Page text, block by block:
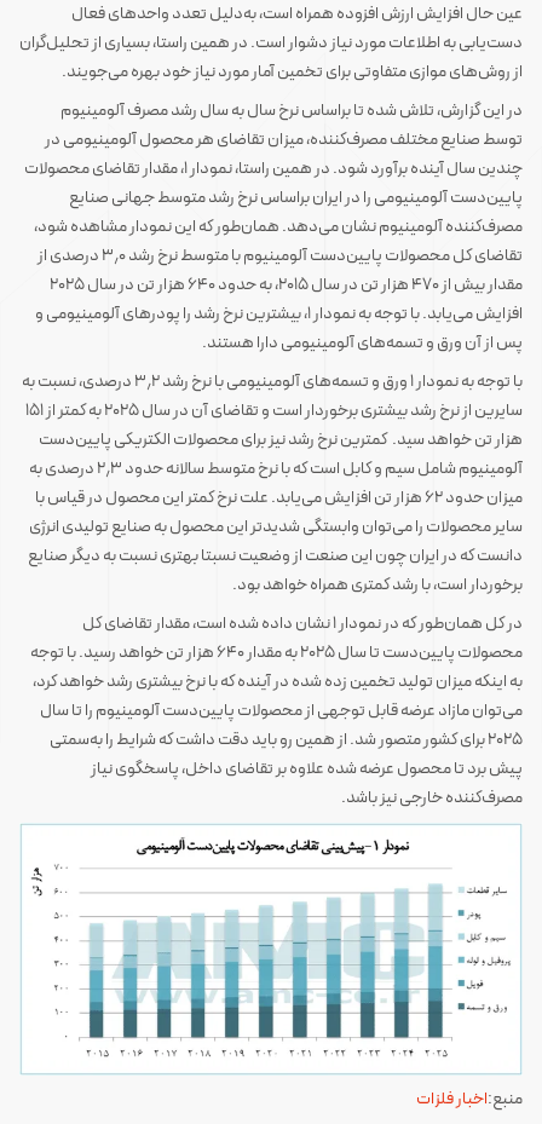
عین حال افزایش ارزش افزوده همراه است، به‌دلیل تعدد واحدهای فعال
دست‌یابی به اطلاعات مورد نیاز دشوار است. در همین راستا، بسیاری از تحلیل‌گران
از روش‌های موازی متفاوتی برای تخمین آمار مورد نیاز خود بهره می‌جویند.
در این گزارش، تلاش شده تا براساس نرخ سال به سال رشد مصرف آلومینیوم
توسط صنایع مختلف مصرف‌کننده، میزان تقاضای هر محصول آلومینیومی در
چندین سال آینده برآورد شود. در همین راستا، نمودار ۱، مقدار تقاضای محصولات
پایین‌دست آلومینیومی را در ایران براساس نرخ رشد متوسط جهانی صنایع
مصرف‌کننده آلومینیوم نشان می‌دهد. همان‌طور که این نمودار مشاهده شود،
تقاضای کل محصولات پایین‌دست آلومینیوم با متوسط نرخ رشد ۳٫۰ درصدی از
مقدار بیش از ۴۷۰ هزار تن در سال ۲۰۱۵، به حدود ۶۴۰ هزار تن در سال ۲۰۲۵
افزایش می‌یابد. با توجه به نمودار ۱، بیشترین نرخ رشد را پودرهای آلومینیومی و
پس از آن ورق و تسمه‌های آلومینیومی دارا هستند.
با توجه به نمودار ۱ ورق و تسمه‌های آلومینیومی با نرخ رشد ۳٫۲ درصدی، نسبت به
سایرین از نرخ رشد بیشتری برخوردار است و تقاضای آن در سال ۲۰۲۵ به کمتر از ۱۵۱
هزار تن خواهد سید. کمترین نرخ رشد نیز برای محصولات الکتریکی پایین‌دست
آلومینیوم شامل سیم و کابل است که با نرخ متوسط سالانه حدود ۲٫۳ درصدی به
میزان حدود ۶۲ هزار تن افزایش می‌یابد. علت نرخ کمتر این محصول در قیاس با
سایر محصولات را می‌توان وابستگی شدیدتر این محصول به صنایع تولیدی انرژی
دانست که در ایران چون این صنعت از وضعیت نسبتا بهتری نسبت به دیگر صنایع
برخوردار است، با رشد کمتری همراه خواهد بود.
در کل همان‌طور که در نمودار ۱ نشان داده شده است، مقدار تقاضای کل
محصولات پایین‌دست تا سال ۲۰۲۵ به مقدار ۶۴۰ هزار تن خواهد رسید. با توجه
به اینکه میزان تولید تخمین زده شده در آینده که با نرخ بیشتری رشد خواهد کرد،
می‌توان مازاد عرضه قابل توجهی از محصولات پایین‌دست آلومینیوم را تا سال
۲۰۲۵ برای کشور متصور شد. از همین رو باید دقت داشت که شرایط را به‌سمتی
پیش برد تا محصول عرضه شده علاوه بر تقاضای داخل، پاسخگوی نیاز
مصرف‌کننده خارجی نیز باشد.
منبع:اخبار فلزات